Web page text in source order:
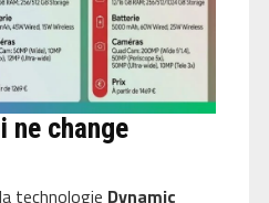
ne change
technologie Dynamic